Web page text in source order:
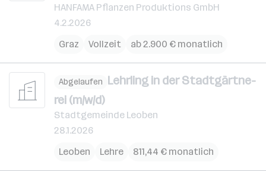
HANFAMA Pflanzen Produktions GmbH
4.2.2026
Graz
Vollzeit ab 2.900 € monatlich
Abgelaufen Lehr­ling in der Stadt­gärt­ne­
rei (m/​w/​d)
Stadtgemeinde Leoben
28.1.2026
Leoben
Lehre 811,44 € monatlich